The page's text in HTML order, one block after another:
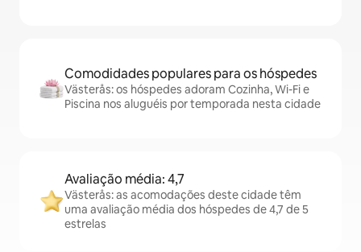
Comodidades populares para os hóspedes
Västerås: os hóspedes adoram Cozinha, Wi-Fi e
Piscina nos aluguéis por temporada nesta cidade
Avaliação média: 4,7
Västerås: as acomodações deste cidade têm
uma avaliação média dos hóspedes de 4,7 de 5
estrelas